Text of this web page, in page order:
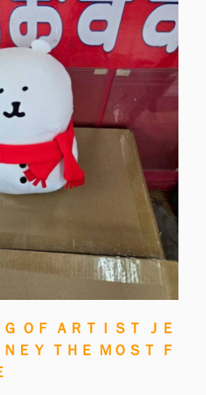
ＯＦ ＡＲＴＩＳＴ ＪＥ
ＥＹ ＴＨＥ ＭＯＳＴ Ｆ